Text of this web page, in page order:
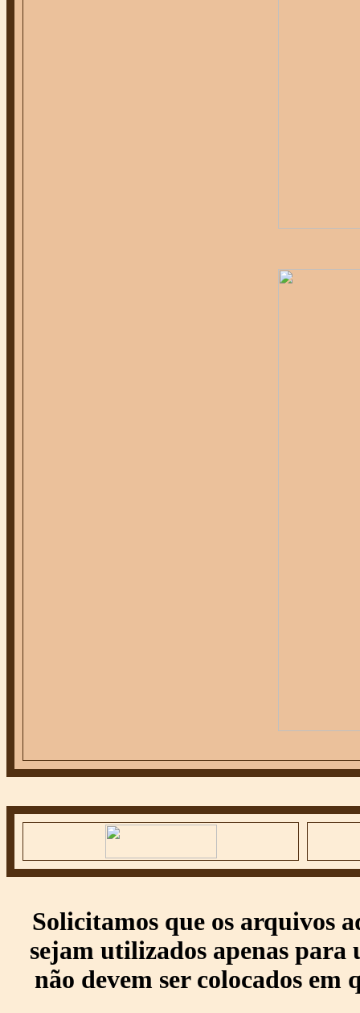
Solicitamos que os arquivos
sejam utilizados apenas para
não devem ser colocados